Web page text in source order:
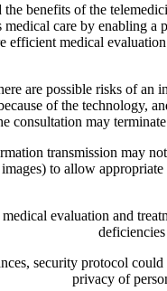
the benefits of the
medical care by enabling a
efficient medical
are possible risks of an
of the technology,
consultation may
transmission may
to allow
evaluation and
security protocol
privacy of